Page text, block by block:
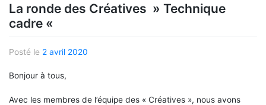
La ronde des Créatives » Technique
cadre «
Posté le 2 avril 2020
Bonjour à tous,
Avec les membres de l’équipe des « Créatives », nous avons